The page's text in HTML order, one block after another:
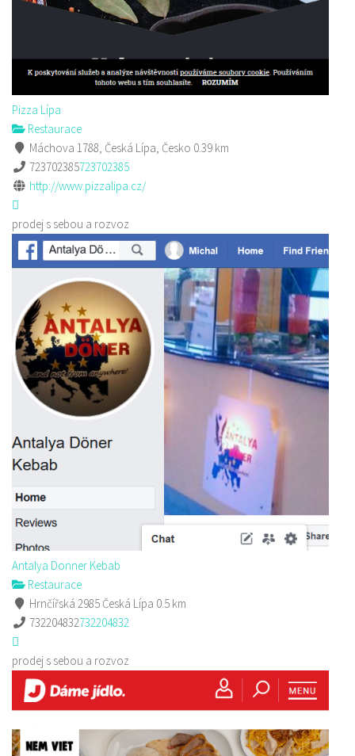
Pizza Lípa
Restaurace
Máchova 1788, Česká Lípa, Česko 0.39 km
723702385723702385
http://www.pizzalipa.cz/
prodej s sebou a rozvoz
Antalya Donner Kebab
Restaurace
Hrnčířská 2985 Česká Lípa 0.5 km
732204832732204832
prodej s sebou a rozvoz